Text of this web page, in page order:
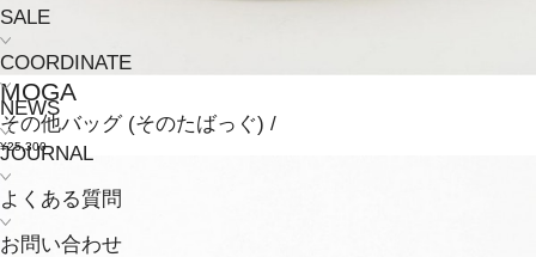
SALE
COORDINATE
NEWS
JOURNAL
よくある質問
お問い合わせ
MOGA
その他バッグ (そのたばっぐ) /
¥25,300